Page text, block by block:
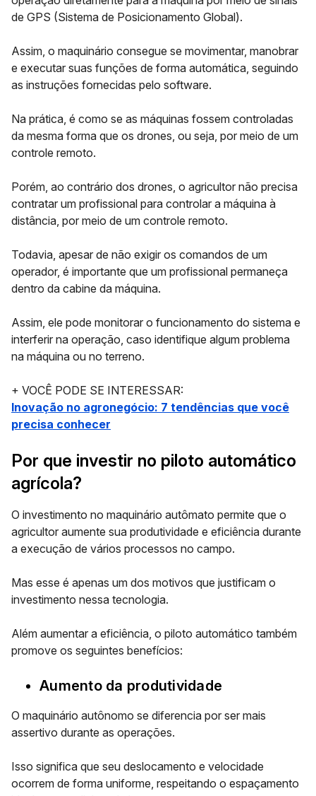
de GPS (Sistema de Posicionamento Global).
Assim, o maquinário consegue se movimentar, manobrar
e executar suas funções de forma automática, seguindo
as instruções fornecidas pelo software.
Na prática, é como se as máquinas fossem controladas
da mesma forma que os drones, ou seja, por meio de um
controle remoto.
Porém, ao contrário dos drones, o agricultor não precisa
contratar um profissional para controlar a máquina à
distância, por meio de um controle remoto.
Todavia, apesar de não exigir os comandos de um
operador, é importante que um profissional permaneça
dentro da cabine da máquina.
Assim, ele pode monitorar o funcionamento do sistema e
interferir na operação, caso identifique algum problema
na máquina ou no terreno.
+ VOCÊ PODE SE INTERESSAR:
Inovação no agronegócio: 7 tendências que você
precisa conhecer
Por que investir no piloto automático
agrícola?
O investimento no maquinário autômato permite que o
agricultor aumente sua produtividade e eficiência durante
a execução de vários processos no campo.
Mas esse é apenas um dos motivos que justificam o
investimento nessa tecnologia.
Além aumentar a eficiência, o piloto automático também
promove os seguintes benefícios:
Aumento da produtividade
O maquinário autônomo se diferencia por ser mais
assertivo durante as operações.
Isso significa que seu deslocamento e velocidade
ocorrem de forma uniforme, respeitando o espaçamento